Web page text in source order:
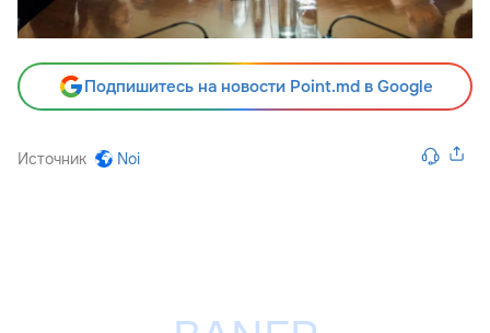
Подпишитесь на новости Point.md в Google
Источник Noi